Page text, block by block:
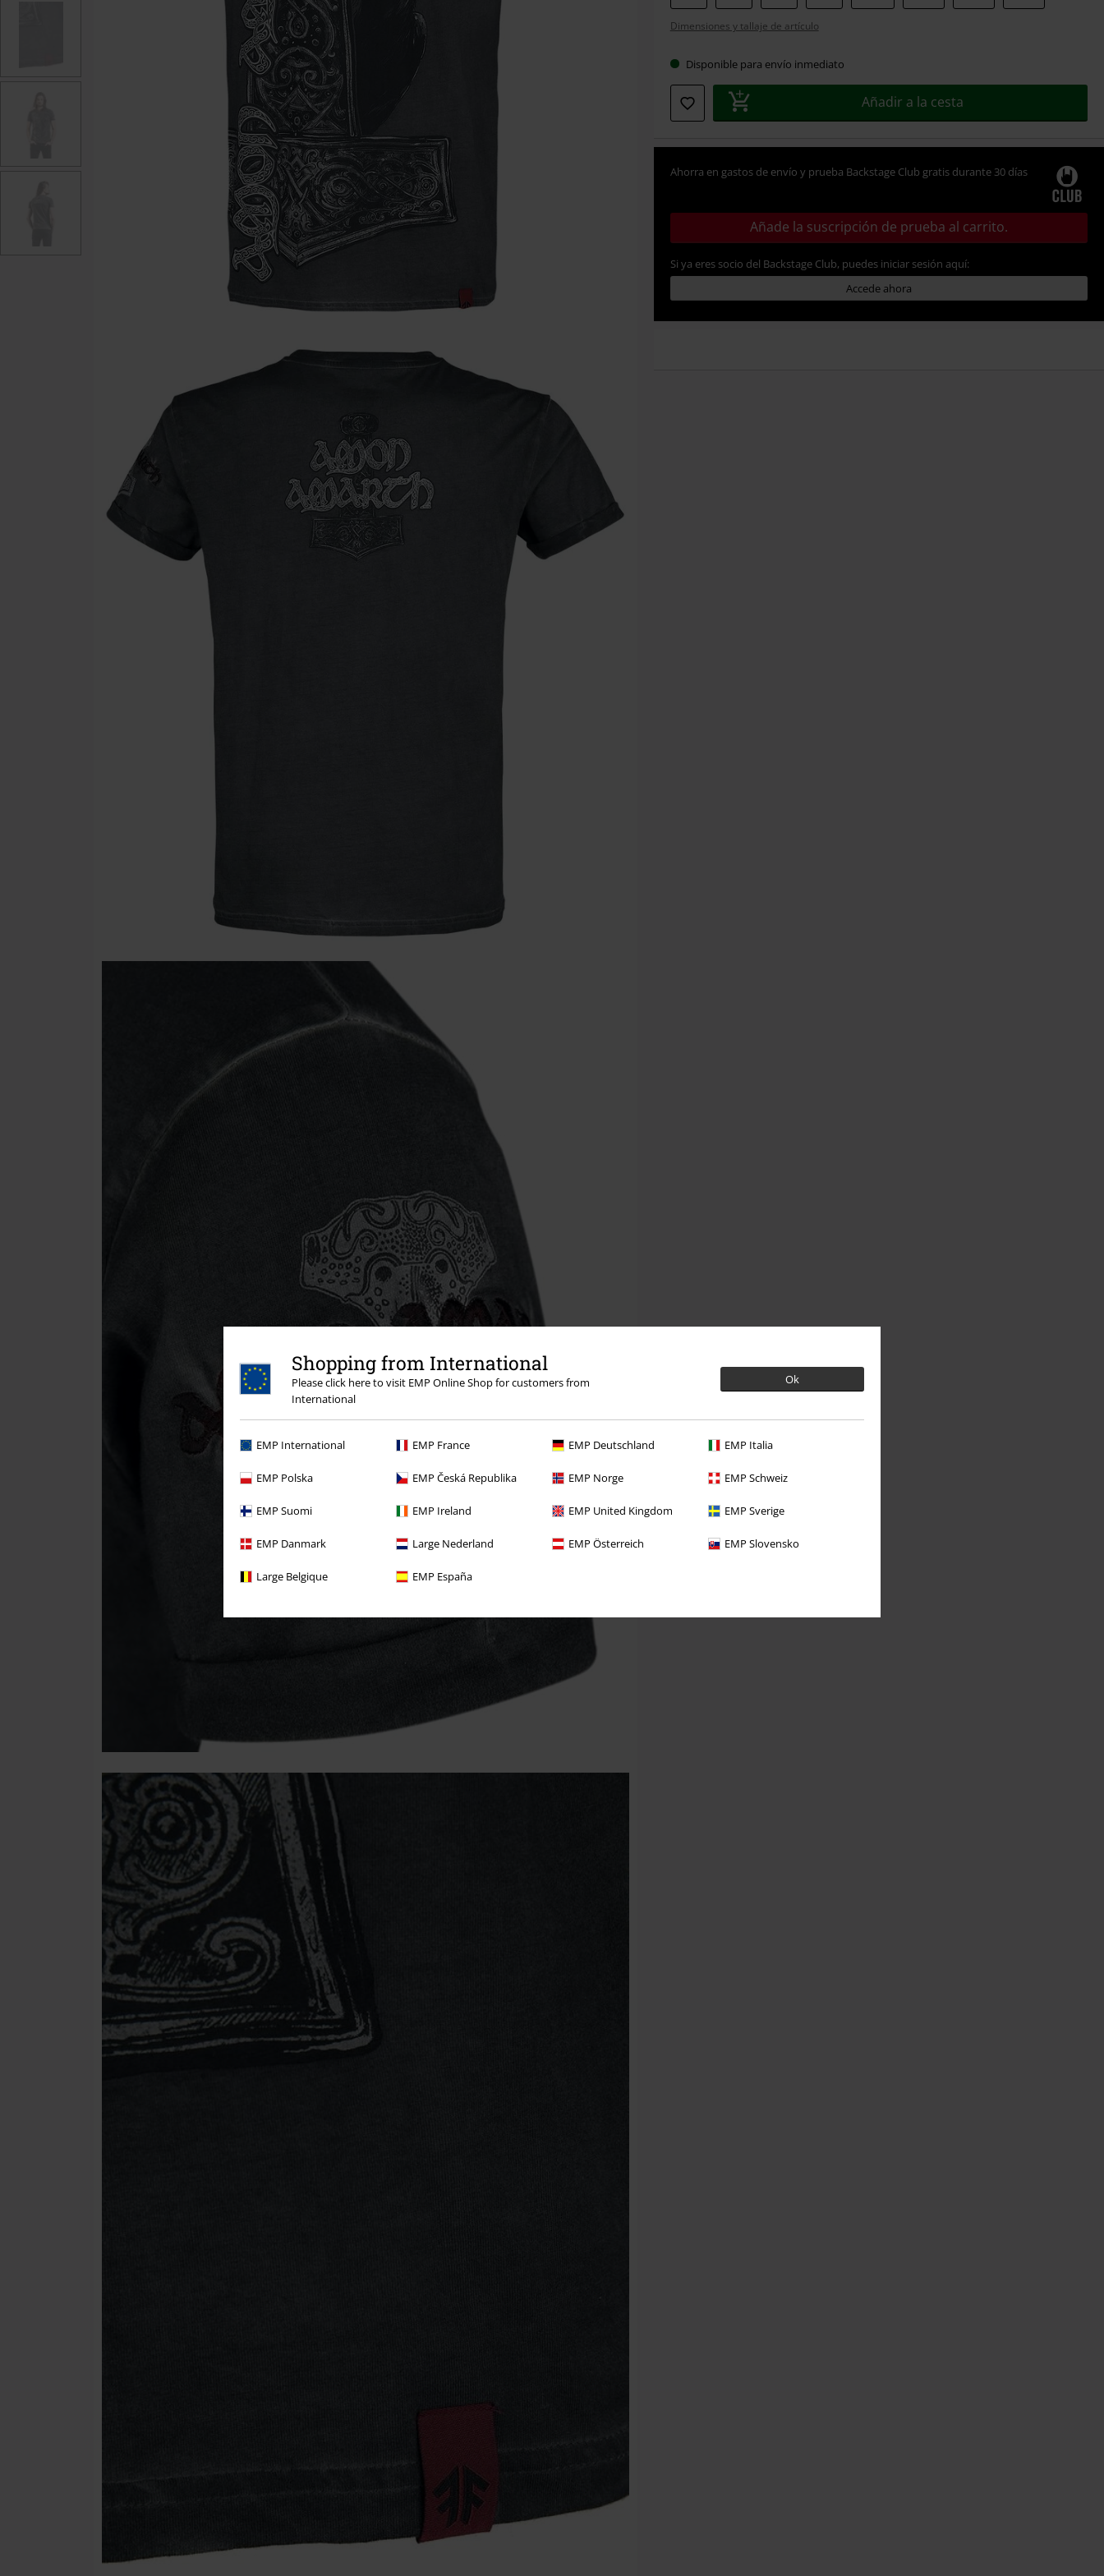
Shopping from International
Please click here to visit EMP Online Shop for customers from
International
Ok
EMP International EMP France EMP Deutschland EMP Italia
EMP Polska EMP Česká Republika EMP Norge EMP Schweiz
EMP Suomi EMP Ireland EMP United Kingdom EMP Sverige
EMP Danmark Large Nederland EMP Österreich EMP Slovensko
Large Belgique EMP España
tu
talla
Dimensiones y tallaje de artículo
Disponible para envío inmediato
Añadir a la cesta
Ahorra en gastos de envío y prueba Backstage Club gratis durante 30 días
Añade la suscripción de prueba al carrito.
Si ya eres socio del Backstage Club, puedes iniciar sesión aquí:
Accede ahora